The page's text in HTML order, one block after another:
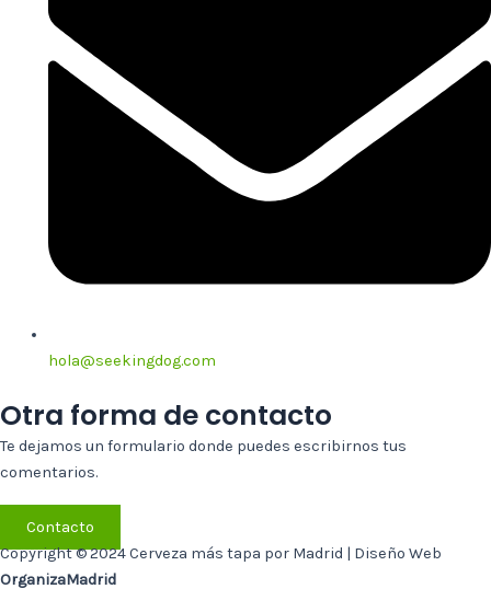
hola@seekingdog.com
Otra forma de contacto
Te dejamos un formulario donde puedes escribirnos tus
comentarios.
Contacto
Copyright © 2024 Cerveza más tapa por Madrid | Diseño Web
OrganizaMadrid